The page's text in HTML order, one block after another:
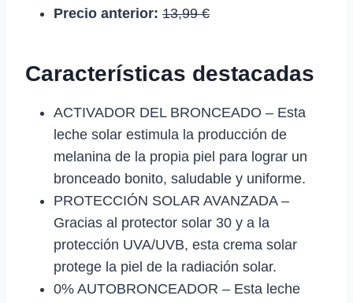
Precio anterior: 13,99 €
Características destacadas
ACTIVADOR DEL BRONCEADO – Esta
leche solar estimula la producción de
melanina de la propia piel para lograr un
bronceado bonito, saludable y uniforme.
PROTECCIÓN SOLAR AVANZADA –
Gracias al protector solar 30 y a la
protección UVA/UVB, esta crema solar
protege la piel de la radiación solar.
0% AUTOBRONCEADOR – Esta leche